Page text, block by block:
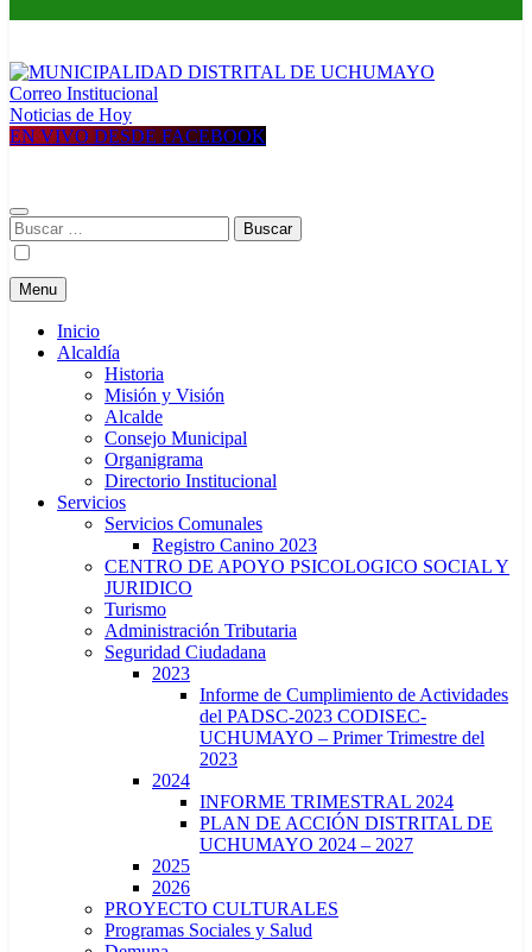
MUNICIPALIDAD DISTRITAL DE UCHUMAYO
Construyendo una nueva Historia
Correo Institucional
Noticias de Hoy
EN VIVO DESDE FACEBOOK
Buscar:
Menu
Inicio
Alcaldía
Historia
Misión y Visión
Alcalde
Consejo Municipal
Organigrama
Directorio Institucional
Servicios
Servicios Comunales
Registro Canino 2023
CENTRO DE APOYO PSICOLOGICO SOCIAL Y
JURIDICO
Turismo
Administración Tributaria
Seguridad Ciudadana
2023
Informe de Cumplimiento de Actividades
del PADSC-2023 CODISEC-
UCHUMAYO – Primer Trimestre del
2023
2024
INFORME TRIMESTRAL 2024
PLAN DE ACCIÓN DISTRITAL DE
UCHUMAYO 2024 – 2027
2025
2026
PROYECTO CULTURALES
Programas Sociales y Salud